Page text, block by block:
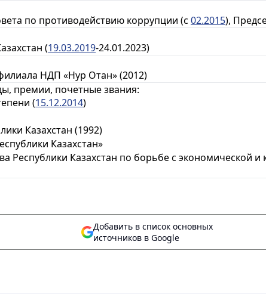
по противодействию коррупции (с02.2015),
(19.03.2019-24.01.2023)
НДП «Нур Отан» (2012)
премии, почетные звания:
(15.12.2014)
Казахстан (1992)
Казахстан»
Республики Казахстан по борьбе с экономической
Добавить в список основных
источников в Google